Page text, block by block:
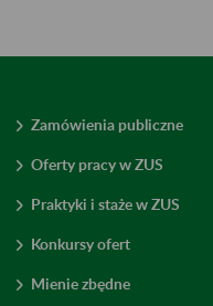
Zamówienia publiczne
Oferty pracy w ZUS
Praktyki i staże w ZUS
Konkursy ofert
Mienie zbędne